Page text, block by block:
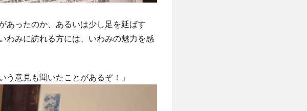
あったのか、あるいは少し足を延ばす
わみに訪れる方には、いわみの魅力を感
意見も聞いたことがあるぞ！」